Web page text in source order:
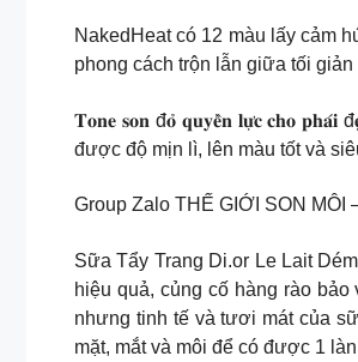
NakedHeat có 12 màu lấy cảm
phong cách trộn lẫn giữa tối giản
𝐓𝐨𝐧𝐞 𝐬𝐨𝐧 đ𝐨̉ 𝐪𝐮𝐲𝐞̂̀𝐧 𝐥𝐮̛̣𝐜 𝐜𝐡𝐨
được độ mịn lì, lên màu tốt và
Group Zalo THẾ GIỚI SON MÔI
Sữa Tẩy Trang Di.or Le Lait
hiệu quả, củng cố hàng rào
nhưng tinh tế và tươi mát của
mặt, mắt và môi để có được 1